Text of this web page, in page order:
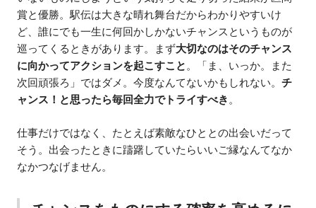
賞と優勝。駅伝は大きな晴れ舞台だからわかりやすいけ
ど、誰にでも一生に何回かしかないチャンスというものが
巡ってくるときがあります。まず大切なのはそのチャンス
に向かってアクションを起こすこと 。「ま、いっか。また
次回頑張ろ」ではダメ。今度なんてないかもしれない。チ
ャンス！と思ったら毎回全力でトライすべき 。
仕事だけではなく、たとえば素敵なひととの出会いだって
そう。出会ったときに躊躇していたらいいご縁なんてなか
なかつなげません。